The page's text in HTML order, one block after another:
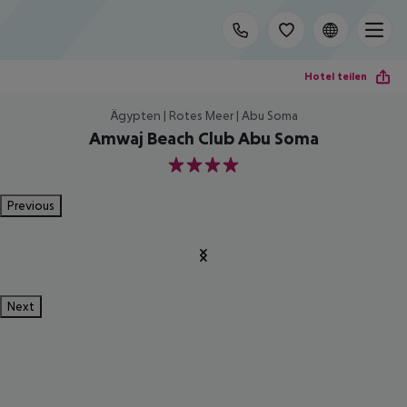
Hotel teilen
Ägypten | Rotes Meer | Abu Soma
Amwaj Beach Club Abu Soma
4
Previous
Next